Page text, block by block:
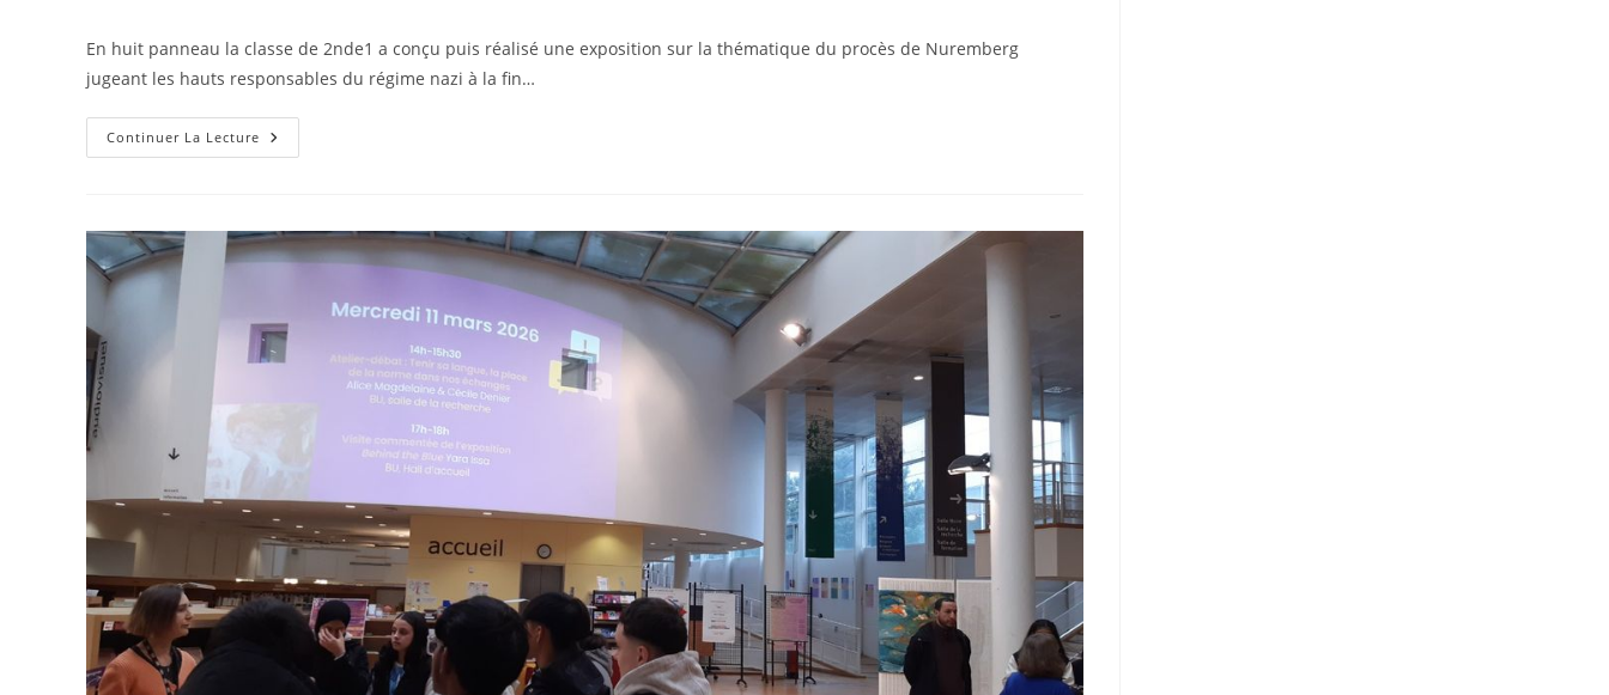
publication :
En huit panneau la classe de 2nde1 a conçu puis réalisé une exposition sur la thématique du procès de Nuremberg
jugeant les hauts responsables du régime nazi à la fin…
Continuer La Lecture Exposition
Sur
Au
CDI